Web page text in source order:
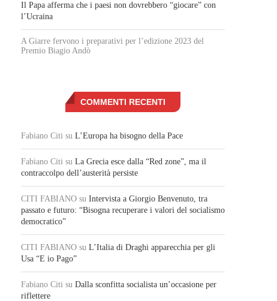
Il Papa afferma che i paesi non dovrebbero “giocare” con
l’Ucraina
A Giarre fervono i preparativi per l’edizione 2023 del
Premio Biagio Andò
COMMENTI RECENTI
Fabiano Citi su L’Europa ha bisogno della Pace
Fabiano Citi su La Grecia esce dalla “Red zone”, ma il
contraccolpo dell’austerità persiste
CITI FABIANO su Intervista a Giorgio Benvenuto, tra
passato e futuro: “Bisogna recuperare i valori del socialismo
democratico”
CITI FABIANO su L’Italia di Draghi apparecchia per gli
Usa “E io Pago”
Fabiano Citi su Dalla sconfitta socialista un’occasione per
riflettere